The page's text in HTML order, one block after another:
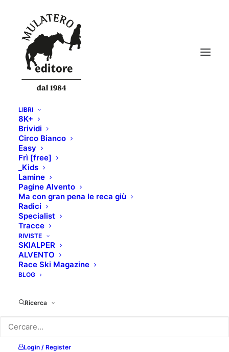
LIBRI
8K+
Brividi
Circo Bianco
Easy
Frì [free]
_Kids
Lamine
Pagine Alvento
Ma con gran pena le reca giù
Radici
Specialist
Tracce
RIVISTE
SKIALPER
ALVENTO
Race Ski Magazine
BLOG
Ricerca
Login / Register
Home LA BIBBIA DELL'ARRAMPICATA